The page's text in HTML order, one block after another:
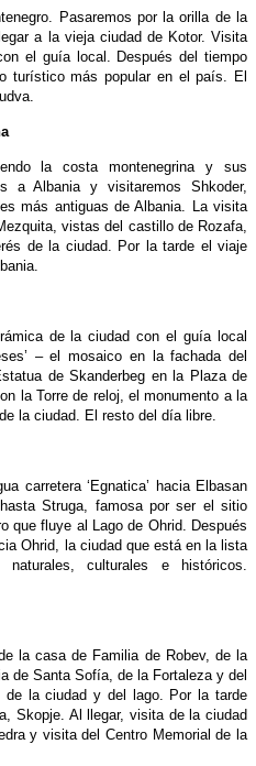
Pasaremos por la orilla de la
a la vieja ciudad de Kotor. Visita
el guía local. Después del tiempo
turístico más popular en el país. El
la costa montenegrina y sus
a Albania y visitaremos Shkoder,
más antiguas de Albania. La visita
vistas del castillo de Rozafa,
de la ciudad. Por la tarde el viaje
de la ciudad con el guía local
– el mosaico en la fachada del
de Skanderbeg en la Plaza de
la Torre de reloj, el monumento a la
la ciudad. El resto del día libre.
carretera ‘Egnatica’ hacia Elbasan
Struga, famosa por ser el sitio
que fluye al Lago de Ohrid. Después
Ohrid, la ciudad que está en la lista
culturales e históricos.
la casa de Familia de Robev, de la
de Santa Sofía, de la Fortaleza y del
de la ciudad y del lago. Por la tarde
Skopje. Al llegar, visita de la ciudad
y visita del Centro Memorial de la